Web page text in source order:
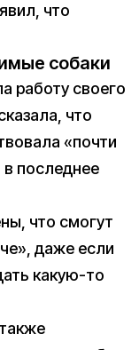
что
собаки
работу своего
что
«почти
в последнее
что смогут
даже если
какую-то